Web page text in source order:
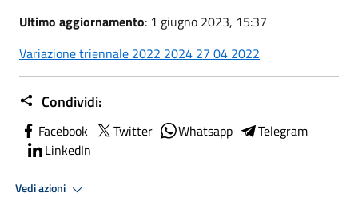
Ultimo aggiornamento: 1 giugno 2023, 15:37
Variazione triennale 2022 2024 27 04 2022
Condividi:
Facebook Twitter Whatsapp
Telegram
LinkedIn
Vedi azioni